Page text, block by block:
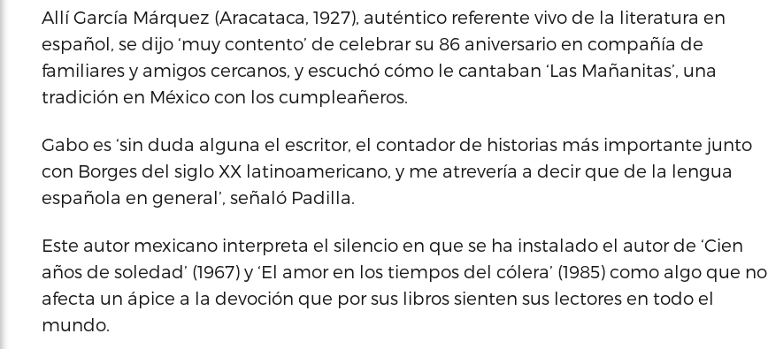
Allí García Márquez (Aracataca, 1927), auténtico referente vivo de la literatura en
español, se dijo ‘muy contento’ de celebrar su 86 aniversario en compañía de
familiares y amigos cercanos, y escuchó cómo le cantaban ‘Las Mañanitas’, una
tradición en México con los cumpleañeros.
Gabo es ‘sin duda alguna el escritor, el contador de historias más importante junto
con Borges del siglo XX latinoamericano, y me atrevería a decir que de la lengua
española en general’, señaló Padilla.
Este autor mexicano interpreta el silencio en que se ha instalado el autor de ‘Cien
años de soledad’ (1967) y ‘El amor en los tiempos del cólera’ (1985) como algo que no
afecta un ápice a la devoción que por sus libros sienten sus lectores en todo el
mundo.